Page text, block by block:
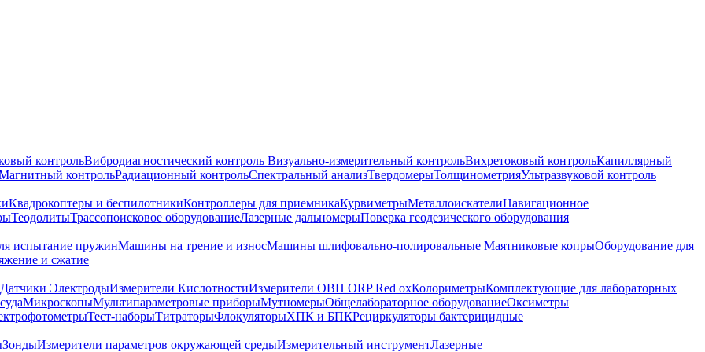
контрольВибродиагностический контроль Визуально-измерительный контрольВихретоковый контрольКапиллярный
контрольРадиационный контрольСпектральный анализТвердомерыТолщинометрияУльтразвуковой контроль
Квадрокоптеры и беспилотникиКонтроллеры для приемникаКурвиметрыМеталлоискателиНавигационное
ТеодолитыТрассопоисковое оборудованиеЛазерные дальномерыПоверка геодезического оборудования
испытание пружинМашины на трение и износМашины шлифовально-полировальные Маятниковые копрыОборудование для
и сжатие
Датчики ЭлектродыИзмерители КислотностиИзмерители ОВП ORP Red oxКолориметрыКомплектующие для лабораторных
МикроскопыМультипараметровые приборыМутномерыОбщелабораторное оборудованиеОксиметры
Тест-наборыТитраторыФлокуляторыХПК и БПКРециркуляторы бактерицидные
ЗондыИзмерители параметров окружающей средыИзмерительный инструментЛазерные